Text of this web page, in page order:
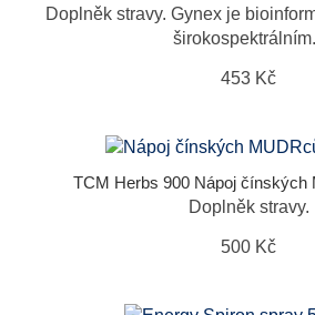
Doplněk stravy. Gynex je
453 Kč
TCM Herbs 900 Nápoj čínských
Doplněk stravy.
500 Kč